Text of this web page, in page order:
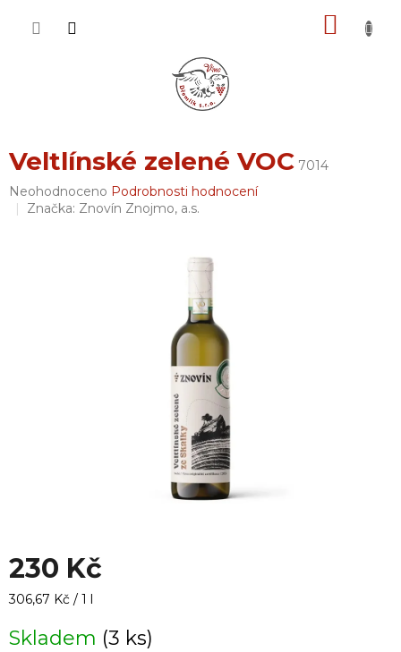
Veltlínské zelené VOC 7014
Průměrné
hodnocení
Neohodnoceno Podrobnosti hodnocení
Značka: Znovín Znojmo, a.s.
230 Kč
Měrná
306,67 Kč / 1 l
Skladem (3 ks)